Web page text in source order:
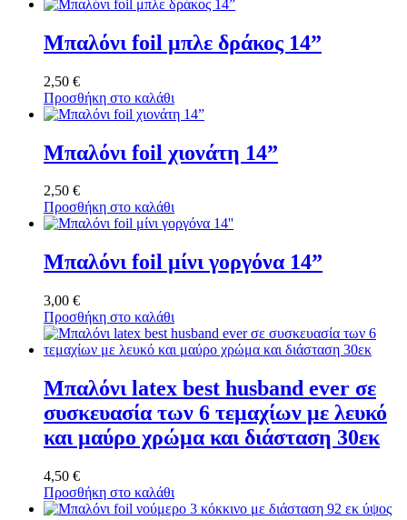
Μπαλόνι foil μπλε δράκος 14”
2,50 €
Προσθήκη στο καλάθι
Μπαλόνι foil χιονάτη 14”
2,50 €
Προσθήκη στο καλάθι
Μπαλόνι foil μίνι γοργόνα 14”
3,00 €
Προσθήκη στο καλάθι
Μπαλόνι latex best husband ever σε
συσκευασία των 6 τεμαχίων με λευκό
και μαύρο χρώμα και διάσταση 30εκ
4,50 €
Προσθήκη στο καλάθι